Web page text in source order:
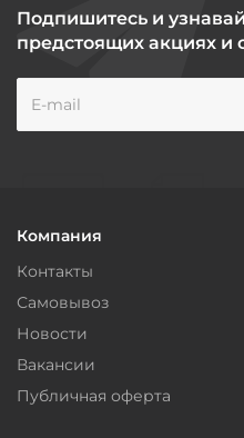
Подпишитесь и
предстоящих акциях и
Компания
Контакты
Самовывоз
Новости
Вакансии
Публичная оферта